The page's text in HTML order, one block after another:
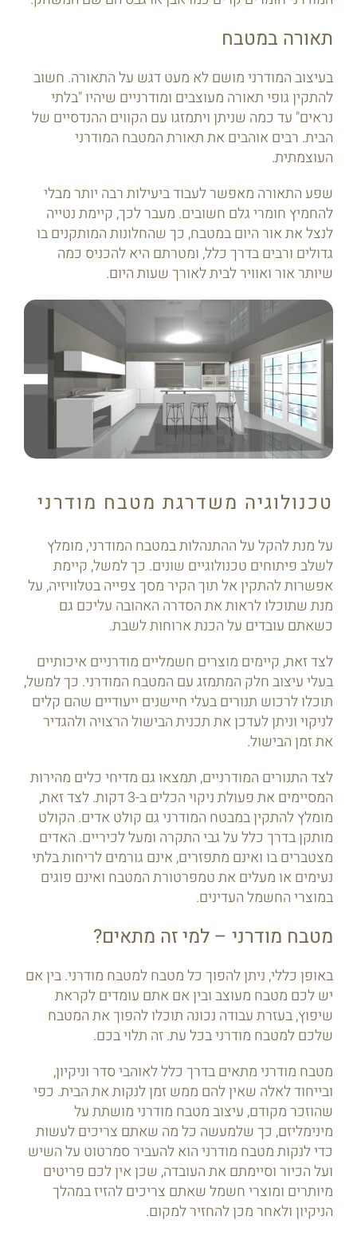
תאורה במטבח
בעיצוב המודרני מושם לא מעט דגש על התאורה. חשוב
להתקין גופי תאורה מעוצבים ומודרניים שיהיו "בלתי
נראים" עד כמה שניתן ויתמזגו עם הקווים ההנדסיים של
הבית. רבים אוהבים את תאורת המטבח המודרני
העוצמתית.
שפע התאורה מאפשר לעבוד ביעילות רבה יותר מבלי
להחמיץ חומרי גלם חשובים. מעבר לכך, קיימת נטייה
לנצל את אור היום במטבח, כך שהחלונות המותקנים בו
גדולים ורבים בדרך כלל, ומטרתם היא להכניס כמה
שיותר אור ואוויר לבית לאורך שעות היום.
טכנולוגיה משדרגת מטבח מודרני
על מנת להקל על ההתנהלות במטבח המודרני, מומלץ
לשלב פיתוחים טכנולוגיים שונים. כך למשל, קיימת
אפשרות להתקין אל תוך הקיר מסך צפייה בטלוויזיה, על
מנת שתוכלו לראות את הסדרה האהובה עליכם גם
כשאתם עובדים על הכנת ארוחות לשבת.
לצד זאת, קיימים מוצרים חשמליים מודרניים איכותיים
בעלי עיצוב חלק המתמזג עם המטבח המודרני. כך למשל,
תוכלו לרכוש תנורים בעלי חיישנים ייעודיים שהם קלים
לניקוי וניתן לעדכן את תכנית הבישול הרצויה ולהגדיר
את זמן הבישול.
לצד התנורים המודרניים, תמצאו גם מדיחי כלים מהירות
המסיימים את פעולת ניקוי הכלים ב-3 דקות. לצד זאת,
מומלץ להתקין במבטח המודרני גם קולט אדים. הקולט
מותקן בדרך כלל על גבי התקרה ומעל לכיריים. האדים
מצטברים בו ואינם מתפזרים, אינם גורמים לריחות בלתי
נעימים או מעלים את טמפרטורת המטבח ואינם פוגים
במוצרי החשמל העדינים.
מטבח מודרני – למי זה מתאים?
באופן כללי, ניתן להפוך כל מטבח למטבח מודרני. בין אם
יש לכם מטבח מעוצב ובין אם אתם עומדים לקראת
שיפוץ, בעזרת עבודה נכונה תוכלו להפוך את המטבח
שלכם למטבח מודרני בכל עת. זה תלוי בכם.
מטבח מודרני מתאים בדרך כלל לאוהבי סדר וניקיון,
ובייחוד לאלה שאין להם ממש זמן לנקות את הבית. כפי
שהוזכר מקודם, עיצוב מטבח מודרני מושתת על
מינימליזם, כך שלמעשה כל מה שאתם צריכים לעשות
כדי לנקות מטבח מודרני הוא להעביר סמרטוט על השיש
ועל הכיור וסיימתם את העובדה, שכן אין לכם פריטים
מיותרים ומוצרי חשמל שאתם צריכים להזיז במהלך
הניקיון ולאחר מכן להחזיר למקום.